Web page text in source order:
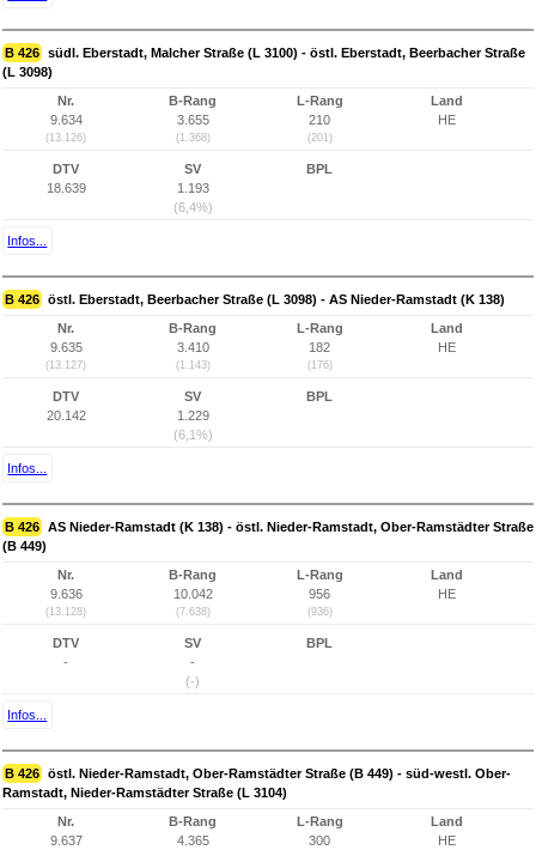
B 426 südl. Eberstadt, Malcher Straße (L 3100) - östl. Eberstadt, Beerbacher Straße
(L 3098)
Nr.
9.634
(13.126)
B-Rang
3.655
(1.368)
L-Rang
210
(201)
Land
HE
DTV
18.639
SV
1.193
(6,4%)
BPL
Infos...
B 426 östl. Eberstadt, Beerbacher Straße (L 3098) - AS Nieder-Ramstadt (K 138)
Nr.
9.635
(13.127)
B-Rang
3.410
(1.143)
L-Rang
182
(176)
Land
HE
DTV
20.142
SV
1.229
(6,1%)
BPL
Infos...
B 426 AS Nieder-Ramstadt (K 138) - östl. Nieder-Ramstadt, Ober-Ramstädter Straße
(B 449)
Nr.
9.636
(13.128)
B-Rang
10.042
(7.638)
L-Rang
956
(936)
Land
HE
DTV
-
SV
-
(-)
BPL
Infos...
B 426 östl. Nieder-Ramstadt, Ober-Ramstädter Straße (B 449) - süd-westl. Ober-
Ramstadt, Nieder-Ramstädter Straße (L 3104)
Nr.
9.637
B-Rang
4.365
L-Rang
300
Land
HE